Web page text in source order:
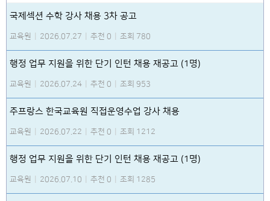
국제섹션 수학 강사 채용 3차 공고
교육원 2026.07.27 추천 0 조회 780
행정 업무 지원을 위한 단기 인턴 채용 재공고 (1명)
교육원 2026.07.24 추천 0 조회 953
주프랑스 한국교육원 직접운영수업 강사 채용
교육원 2026.07.22 추천 0 조회 1212
행정 업무 지원을 위한 단기 인턴 채용 재공고 (1명)
교육원 2026.07.10 추천 0 조회 1285